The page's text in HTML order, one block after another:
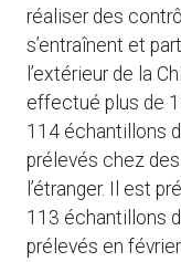
réaliser des
s’entraînent et
l’extérieur de la
effectué plus de
114 échantillons
prélevés chez
l’étranger. Il est
113 échantillons
prélevés en